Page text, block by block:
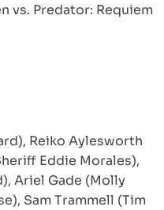
vs. Predator: Requiem
Reiko Aylesworth
Eddie Morales),
Ariel Gade (Molly
Sam Trammell (Tim